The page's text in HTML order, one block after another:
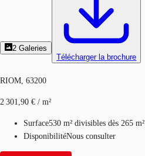
2 Galeries
Télécharger la brochure
RIOM, 63200
2 301,90 € / m²
Surface530 m² divisibles dès 265 m²
DisponibilitéNous consulter